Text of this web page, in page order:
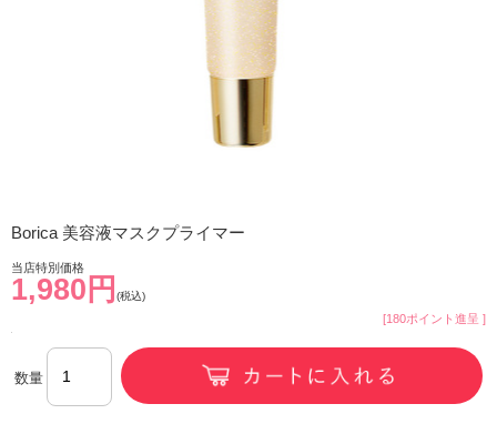
Borica 美容液マスクプライマー
当店特別価格
1,980円 (税込)
[180ポイント進呈 ]
数量